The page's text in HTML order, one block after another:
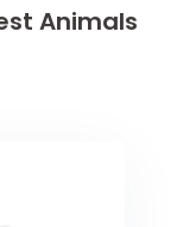
Animals